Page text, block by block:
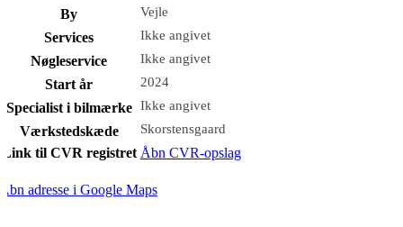
By Vejle
Services Ikke angivet
Nøgleservice Ikke angivet
Start år 2024
Specialist i bilmærke Ikke angivet
Værkstedskæde Skorstensgaard
Link til CVR registret Åbn CVR-opslag
adresse i Google Maps